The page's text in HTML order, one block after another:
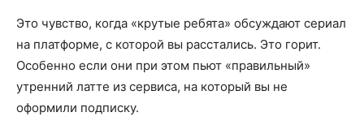
Это чувство, когда «крутые ребята» обсуждают сериал
на платформе, с которой вы расстались. Это горит.
Особенно если они при этом пьют «правильный»
утренний латте из сервиса, на который вы не
оформили подписку.